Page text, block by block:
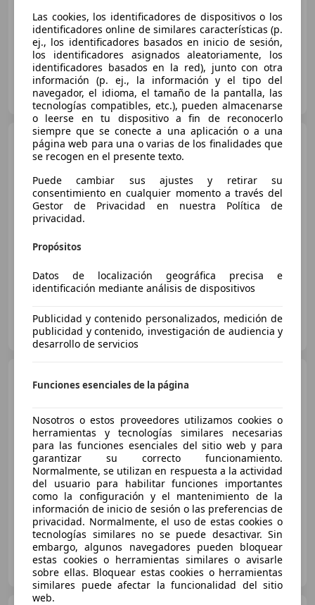
03/2022 84.072 km Diésel 97 kW (132 CV)
OCASIONPLUS LA MAQUINISTA II
ES-08020 SANT ANDREU
Fiat 500X1.0 Firefly S&S
Connect
€ 10.470
01/2022
GRUPO FLEXICAR SEVILLA.
ES-41007 SEVILLA
97kW
€ 12.182
Súper oferta
03/2022 102.520 km Diésel 97 kW (132 CV)
OCASIONPLUS LA MAQUINISTA II
ES-08020 SANT ANDREU
Las cookies, los identificadores de dispositivos o los
identificadores online de similares características (p.
ej., los identificadores basados en inicio de sesión,
los identificadores asignados aleatoriamente, los
identificadores basados en la red), junto con otra
información (p. ej., la información y el tipo del
navegador, el idioma, el tamaño de la pantalla, las
tecnologías compatibles, etc.), pueden almacenarse
o leerse en tu dispositivo a fin de reconocerlo
siempre que se conecte a una aplicación o a una
página web para una o varias de los finalidades que
se recogen en el presente texto.
Puede cambiar sus ajustes y retirar su
consentimiento en cualquier momento a través del
Gestor de Privacidad en nuestra Política de
privacidad.
Propósitos
Datos de localización geográfica precisa e
identificación mediante análisis de dispositivos
Publicidad y contenido personalizados, medición de
publicidad y contenido, investigación de audiencia y
desarrollo de servicios
Funciones esenciales de la página
Nosotros o estos proveedores utilizamos cookies o
herramientas y tecnologías similares necesarias
para las funciones esenciales del sitio web y para
garantizar su correcto funcionamiento.
Normalmente, se utilizan en respuesta a la actividad
del usuario para habilitar funciones importantes
como la configuración y el mantenimiento de la
información de inicio de sesión o las preferencias de
privacidad. Normalmente, el uso de estas cookies o
tecnologías similares no se puede desactivar. Sin
embargo, algunos navegadores pueden bloquear
estas cookies o herramientas similares o avisarle
sobre ellas. Bloquear estas cookies o herramientas
similares puede afectar la funcionalidad del sitio
web.